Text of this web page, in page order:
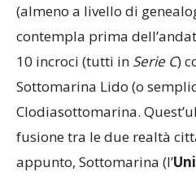
(almeno a livello di
contempla prima
10 incroci (tutti in Serie C)
Sottomarina Lido (o
Clodiasottomarina.
fusione tra le due realtà
appunto, Sottomarina (l’